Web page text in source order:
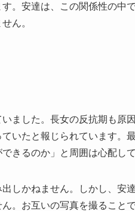
。安達は、この関係性の中
ん。
ました。長女の反抗期も原
いたと報じられています。
きるのか」と周囲は心配して
しかねません。しかし、安
。お互いの写真を撮ること